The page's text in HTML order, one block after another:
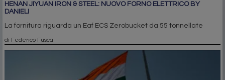
HENAN JIYUAN IRON & STEEL: NUOVO FORNO ELETTRICO BY
DANIELI
La fornitura riguarda un Eaf ECS Zerobucket da 55 tonnellate
di Federico Fusca